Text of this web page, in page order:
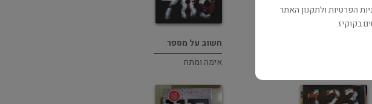
מתח ופעולה
חשוב על מספר
אימה ומתח
הפרטיות ולתקנון האתר
בקוקיז.